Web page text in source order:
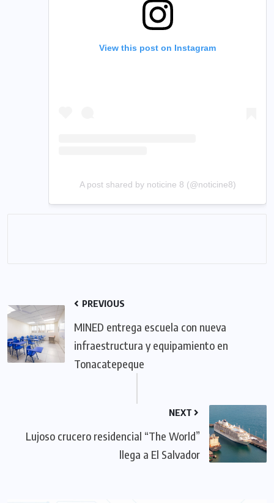
View this post on Instagram
A post shared by noticine 8 (@noticine8)
PREVIOUS
MINED entrega escuela con nueva
infraestructura y equipamiento en
Tonacatepeque
NEXT
Lujoso crucero residencial “The World”
llega a El Salvador